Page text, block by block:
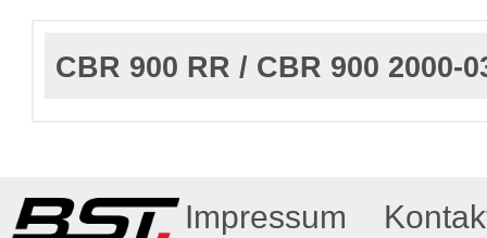
CBR 900 RR / CBR 900 2000-
Impressum